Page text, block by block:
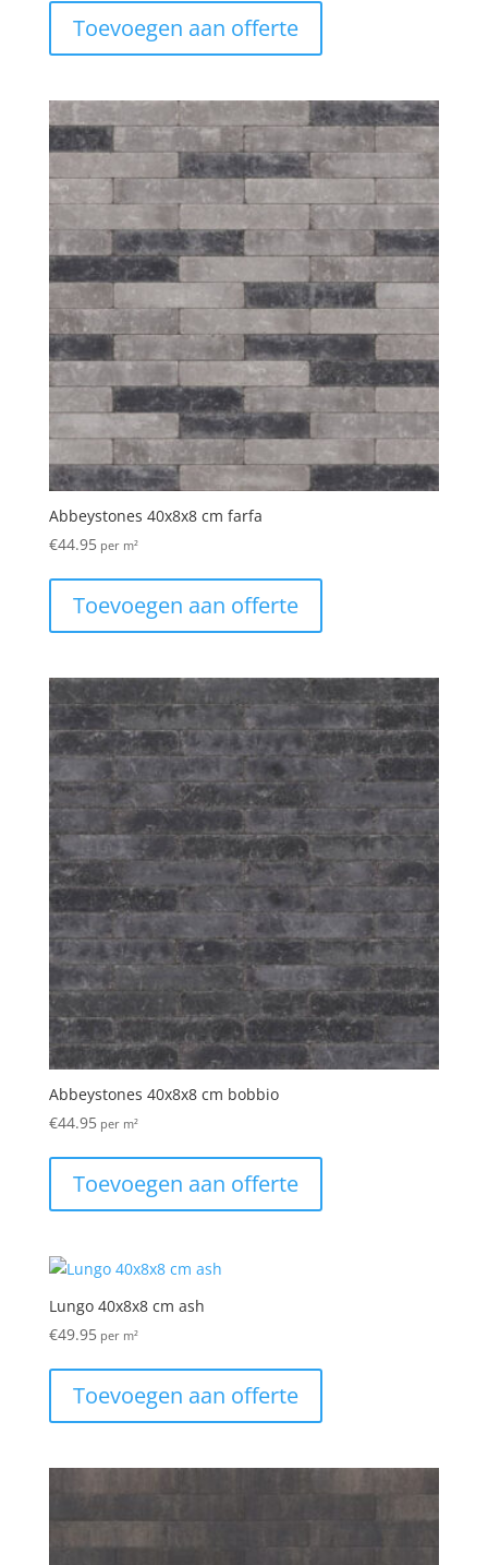
Toevoegen aan offerte
Abbeystones 40x8x8 cm farfa
€44.95per m²
Toevoegen aan offerte
Abbeystones 40x8x8 cm bobbio
€44.95per m²
Toevoegen aan offerte
Lungo 40x8x8 cm ash
€49.95per m²
Toevoegen aan offerte